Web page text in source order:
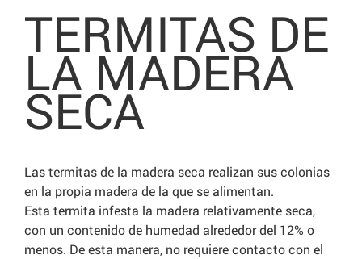
TERMITAS DE
LA MADERA
SECA
Las termitas de la madera seca realizan sus colonias
en la propia madera de la que se alimentan.
Esta termita infesta la madera relativamente seca,
con un contenido de humedad alrededor del 12% o
menos. De esta manera, no requiere contacto con el